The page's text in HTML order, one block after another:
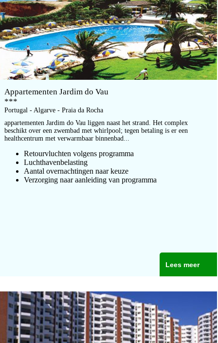
Appartementen Jardim do Vau
***
Portugal - Algarve - Praia da Rocha
appartementen Jardim do Vau liggen naast het strand. Het complex
beschikt over een zwembad met whirlpool; tegen betaling is er een
healthcentrum met verwarmbaar binnenbad...
Retourvluchten volgens programma
Luchthavenbelasting
Aantal overnachtingen naar keuze
Verzorging naar aanleiding van programma
Lees meer